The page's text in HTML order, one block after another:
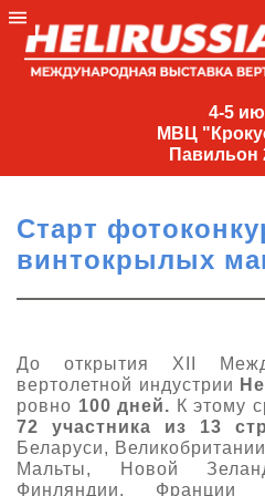
4-5
МВЦ
Павильон
4-
МВЦ
Экспо"
Павильон
2,
5
+7
(495)
477-
33-81
Cтарт
винтокрылых
До открытия XII
вертолетной индустрии
ровно 100 дней. К этому
72 участника из 13
Беларуси,
Мальты, Новой
Финляндии,